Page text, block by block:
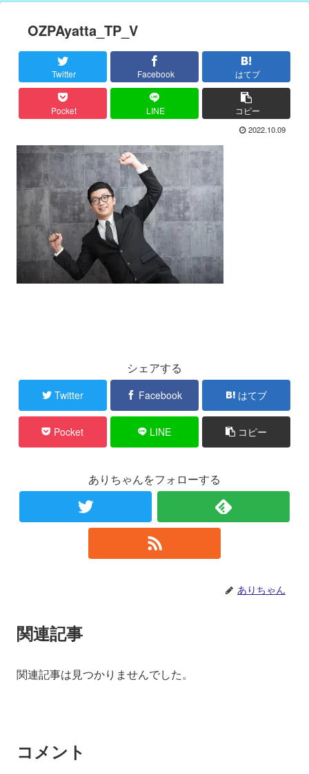
OZPAyatta_TP_V
Twitter Facebook はてブ
Pocket LINE コピー
2022.10.09
シェアする
Twitter Facebook はてブ
Pocket LINE コピー
ありちゃんをフォローする
ありちゃん
関連記事
関連記事は見つかりませんでした。
コメント